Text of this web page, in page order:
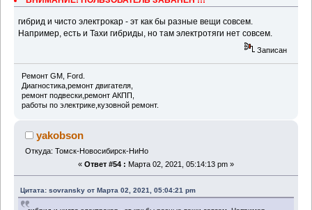
гибрид и чисто электрокар - эт как бы разные вещи совсем.
Например, есть и Тахи гибриды, но там электротяги нет совсем.
Записан
Ремонт GM, Ford.
Диагностика,ремонт двигателя,
ремонт подвески,ремонт АКПП,
работы по электрике,кузовной ремонт.
yakobson
Откуда: Томск-Новосибирск-НиНо
« Ответ #54 : Марта 02, 2021, 05:14:13 pm »
Цитата: sovransky от Марта 02, 2021, 05:04:21 pm